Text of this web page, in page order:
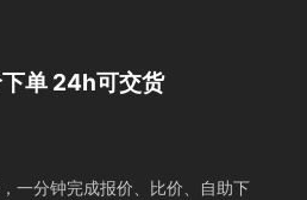
单 24h可交货
一分钟完成报价、比价、自助下